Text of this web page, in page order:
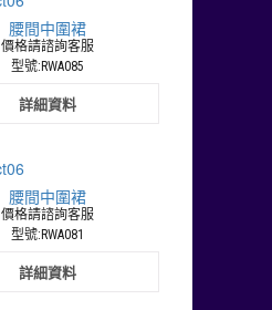
腰間中圍裙
價格請諮詢客服
型號:RWA085
詳細資料
腰間中圍裙
價格請諮詢客服
型號:RWA081
詳細資料